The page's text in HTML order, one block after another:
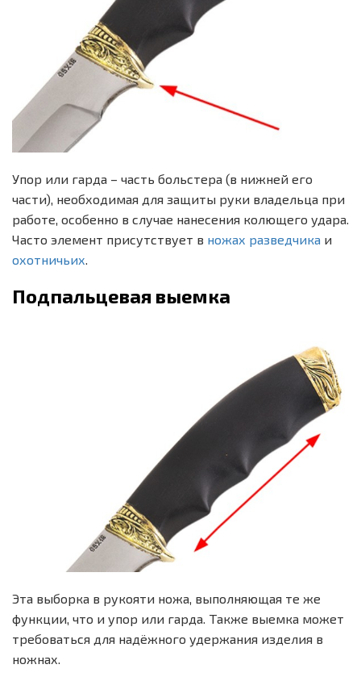
Упор или гарда – часть больстера (в нижней его
части), необходимая для защиты руки владельца при
работе, особенно в случае нанесения колющего удара.
Часто элемент присутствует в ножах разведчика и
охотничьих
Подпальцевая выемка
Эта выборка в рукояти ножа, выполняющая те же
функции, что и упор или гарда. Также выемка может
требоваться для надёжного удержания изделия в
ножнах.